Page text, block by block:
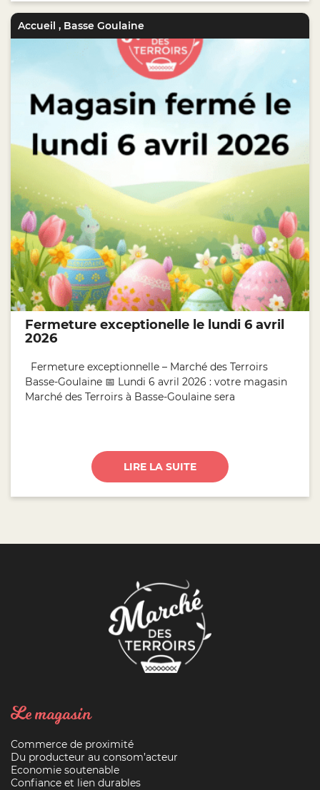
Accueil , Basse Goulaine
Fermeture exceptionelle le lundi 6 avril
2026
Fermeture exceptionnelle – Marché des Terroirs
Basse-Goulaine 📅 Lundi 6 avril 2026 : votre magasin
Marché des Terroirs à Basse-Goulaine sera
LIRE LA SUITE
Le magasin
Commerce de proximité
Du producteur au consom’acteur
Economie soutenable
Confiance et lien durables